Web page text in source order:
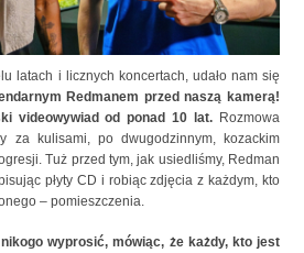
latach i licznych koncertach, udało nam się
Redmanem przed naszą kamerą!
videowywiad od ponad 10 lat. Rozmowa
za kulisami, po dwugodzinnym, kozackim
Tuż przed tym, jak usiedliśmy, Redman
płyty CD i robiąc zdjęcia z każdym, kto
– pomieszczenia.
wyprosić, mówiąc, że każdy, kto jest